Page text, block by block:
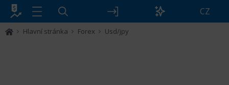
CZ
Hlavní stránka Forex Usd/jpy